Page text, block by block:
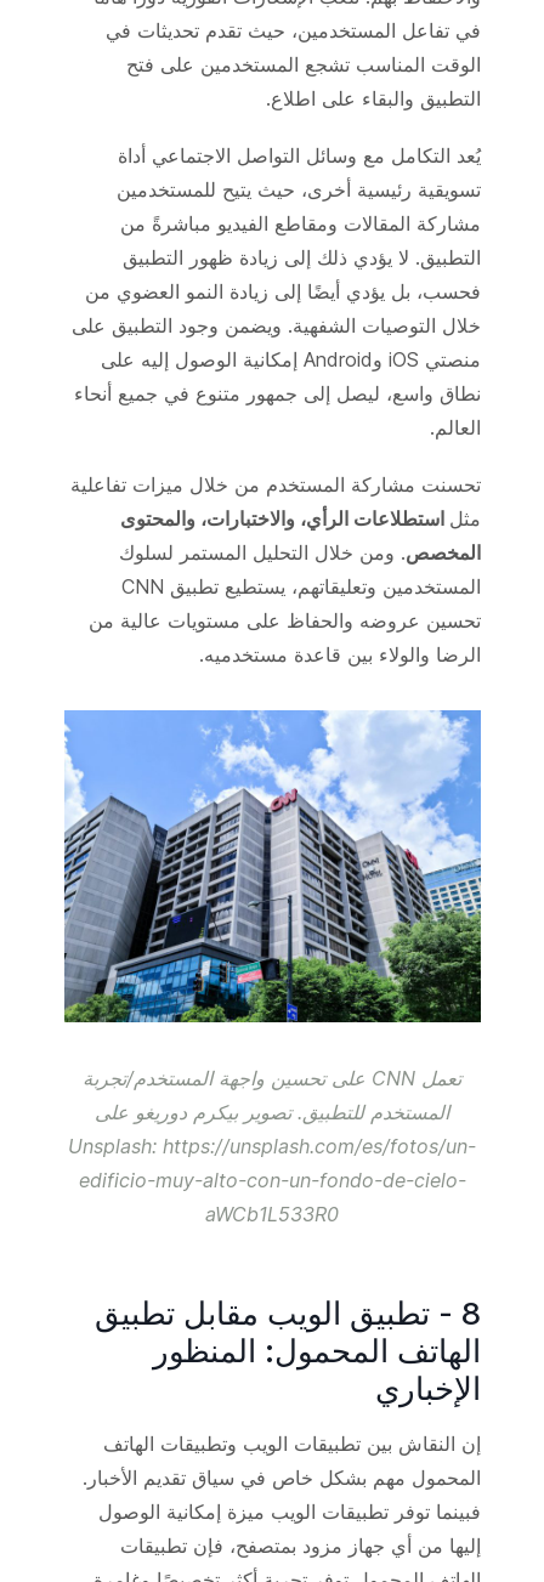
في تفاعل المستخدمين، حيث تقدم تحديثات في
الوقت المناسب تشجع المستخدمين على فتح
التطبيق والبقاء على اطلاع.
يُعد التكامل مع وسائل التواصل الاجتماعي أداة
تسويقية رئيسية أخرى، حيث يتيح للمستخدمين
مشاركة المقالات ومقاطع الفيديو مباشرةً من
التطبيق. لا يؤدي ذلك إلى زيادة ظهور التطبيق
فحسب، بل يؤدي أيضًا إلى زيادة النمو العضوي من
خلال التوصيات الشفهية. ويضمن وجود التطبيق على
منصتي iOS وAndroid إمكانية الوصول إليه على
نطاق واسع، ليصل إلى جمهور متنوع في جميع أنحاء
العالم.
تحسنت مشاركة المستخدم من خلال ميزات تفاعلية
مثل استطلاعات الرأي، والاختبارات، والمحتوى
المخصص. ومن خلال التحليل المستمر لسلوك
المستخدمين وتعليقاتهم، يستطيع تطبيق CNN
تحسين عروضه والحفاظ على مستويات عالية من
الرضا والولاء بين قاعدة مستخدميه.
تعمل CNN على تحسين واجهة المستخدم/تجربة
المستخدم للتطبيق. تصوير بيكرم دوريغو على
Unsplash: https://unsplash.com/es/fotos/un-
edificio-muy-alto-con-un-fondo-de-cielo-
aWCb1L533R0
8 - تطبيق الويب مقابل تطبيق
الهاتف المحمول: المنظور
الإخباري
إن النقاش بين تطبيقات الويب وتطبيقات الهاتف
المحمول مهم بشكل خاص في سياق تقديم الأخبار.
فبينما توفر تطبيقات الويب ميزة إمكانية الوصول
إليها من أي جهاز مزود بمتصفح، فإن تطبيقات